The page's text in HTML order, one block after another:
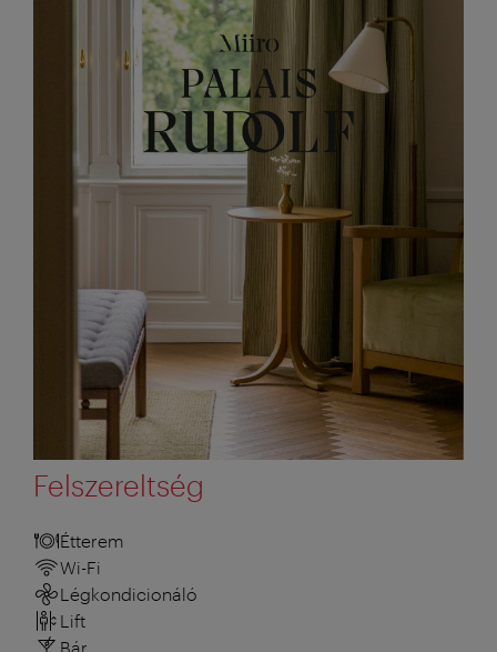
Felszereltség
Étterem
Wi-Fi
Légkondicionáló
Lift
Bár